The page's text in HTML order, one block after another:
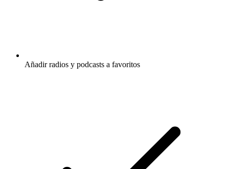
Añadir radios y podcasts a favoritos